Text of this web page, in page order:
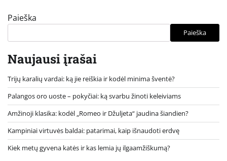
Paieška
Paieška
Naujausi įrašai
Trijų karalių vardai: ką jie reiškia ir kodėl minima šventė?
Palangos oro uoste – pokyčiai: ką svarbu žinoti keleiviams
Amžinoji klasika: kodėl „Romeo ir Džuljeta“ jaudina šiandien?
Kampiniai virtuvės baldai: patarimai, kaip išnaudoti erdvę
Kiek metų gyvena katės ir kas lemia jų ilgaamžiškumą?